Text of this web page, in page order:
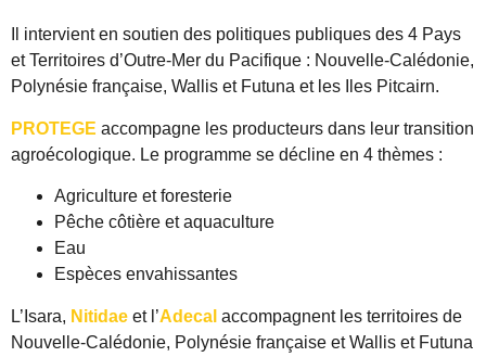
Il intervient en soutien des politiques publiques des 4 Pays
et Territoires d’Outre-Mer du Pacifique : Nouvelle-Calédonie,
Polynésie française, Wallis et Futuna et les Iles Pitcairn.
PROTEGE accompagne les producteurs dans leur transition
agroécologique. Le programme se décline en 4 thèmes :
Agriculture et foresterie
Pêche côtière et aquaculture
Eau
Espèces envahissantes
L’Isara, Nitidae et l’Adecal accompagnent les territoires de
Nouvelle-Calédonie, Polynésie française et Wallis et Futuna